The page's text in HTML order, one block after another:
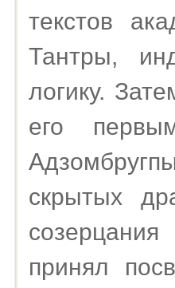
текстов
Тантры,
логику.
его
скрытых
принял